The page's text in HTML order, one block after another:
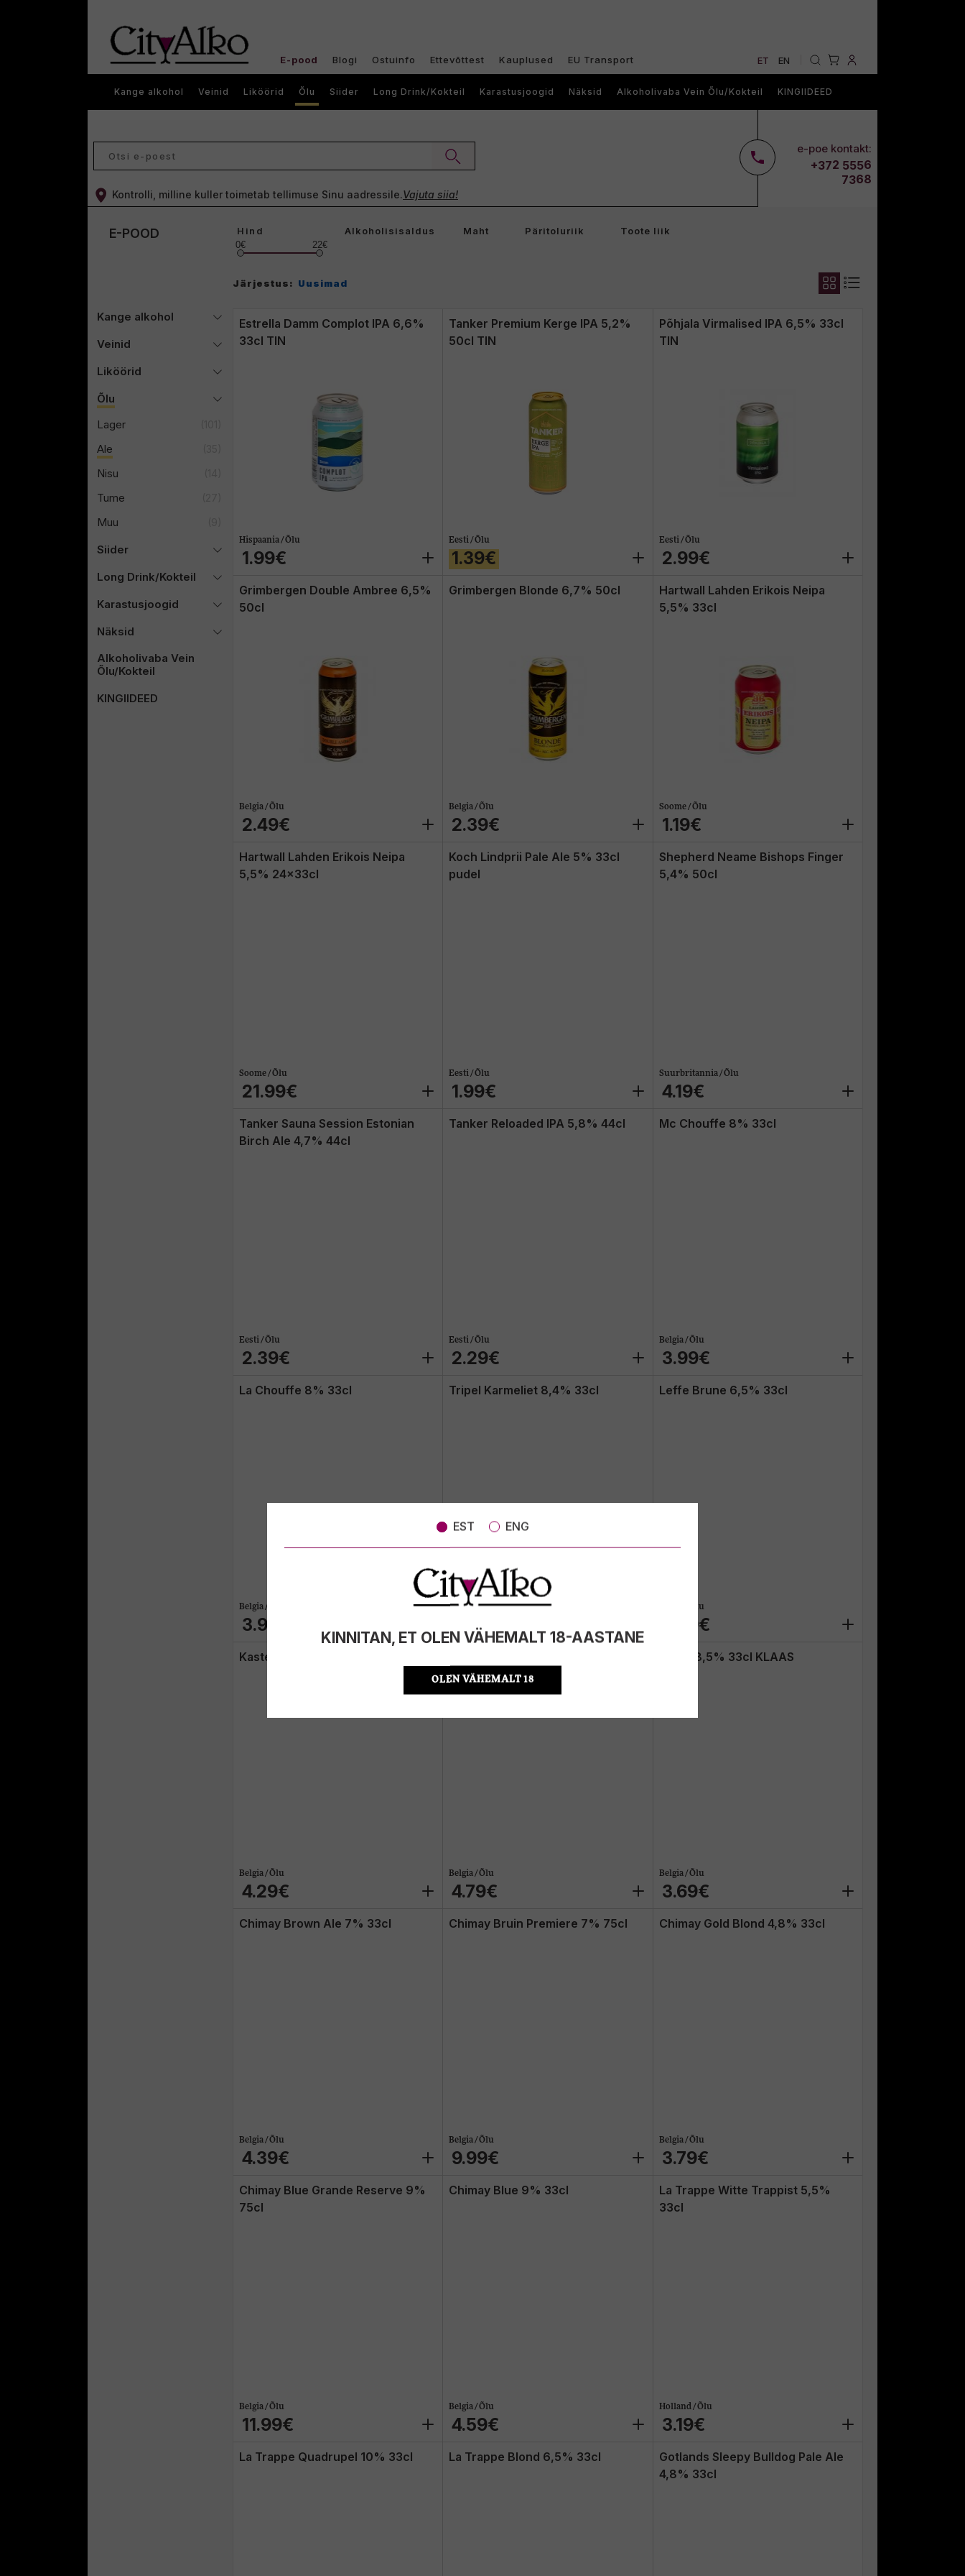
EST ENG
KINNITAN, ET OLEN VÄHEMALT 18-AASTANE
OLEN VÄHEMALT 18
E-pood Blogi Ostuinfo Ettevõttest Kauplused EU Transport ET EN
Kange alkohol Veinid Liköörid Õlu Siider Long Drink/Kokteil Karastusjoogid Näksid Alkoholivaba Vein Õlu/Kokteil KINGIIDEED
e-poe kontakt:
+372 5556
7368
Kontrolli, milline kuller toimetab tellimuse Sinu aadressile.Vajuta siia!
E-POOD Hind
0€ 22€
Alkoholisisaldus Maht Päritoluriik Toote liik
Kange alkohol
Veinid
Liköörid
Õlu
Lager
Ale
Nisu
Tume
Muu
Siider
Long Drink/Kokteil
Karastusjoogid
Näksid
Alkoholivaba Vein
Õlu/Kokteil
KINGIIDEED
Järjestus: Uusimad
Estrella Damm Complot IPA 6,6%
33cl TIN
Hispaania / Õlu
1.99€
Tanker Premium Kerge IPA 5,2%
50cl TIN
Eesti / Õlu
1.39€
Põhjala Virmalised IPA 6,5% 33cl
TIN
Eesti / Õlu
2.99€
Grimbergen Double Ambree 6,5%
50cl
Belgia / Õlu
2.49€
Grimbergen Blonde 6,7% 50cl
Belgia / Õlu
2.39€
Hartwall Lahden Erikois Neipa
5,5% 33cl
Soome / Õlu
1.19€
Hartwall Lahden Erikois Neipa
5,5% 24x33cl
Soome / Õlu
21.99€
Koch Lindprii Pale Ale 5% 33cl
pudel
Eesti / Õlu
1.99€
Shepherd Neame Bishops Finger
5,4% 50cl
Suurbritannia / Õlu
4.19€
Tanker Sauna Session Estonian
Birch Ale 4,7% 44cl
Eesti / Õlu
2.39€
Tanker Reloaded IPA 5,8% 44cl
Eesti / Õlu
2.29€
Mc Chouffe 8% 33cl
Belgia / Õlu
3.99€
La Chouffe 8% 33cl
Belgia / Õlu
3.99€
Tripel Karmeliet 8,4% 33cl
Belgia / Õlu
4.09€
Leffe Brune 6,5% 33cl
Belgia / Õlu
2.39€
Kasteel Rouge 8% 33cl
Belgia / Õlu
4.29€
Belgia / Õlu
4.79€
Duvel 8,5% 33cl KLAAS
Belgia / Õlu
3.69€
Chimay Brown Ale 7% 33cl
Belgia / Õlu
4.39€
Chimay Bruin Premiere 7% 75cl
Belgia / Õlu
9.99€
Chimay Gold Blond 4,8% 33cl
Belgia / Õlu
3.79€
Chimay Blue Grande Reserve 9%
75cl
Belgia / Õlu
11.99€
Chimay Blue 9% 33cl
Belgia / Õlu
4.59€
La Trappe Witte Trappist 5,5%
33cl
Holland / Õlu
3.19€
La Trappe Quadrupel 10% 33cl La Trappe Blond 6,5% 33cl
Gotlands Sleepy Bulldog Pale Ale
4,8% 33cl